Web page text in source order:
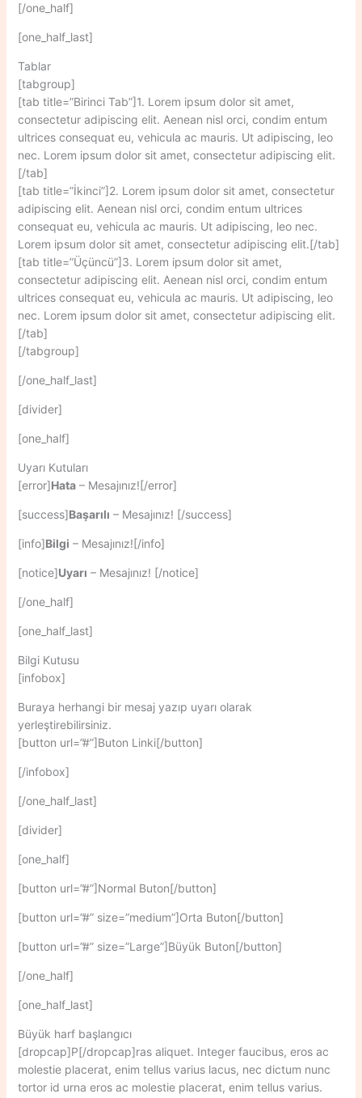
[/one_half]
[one_half_last]
Tablar
[tabgroup]
[tab title=”Birinci Tab”]1. Lorem ipsum dolor sit amet,
consectetur adipiscing elit. Aenean nisl orci, condim entum
ultrices consequat eu, vehicula ac mauris. Ut adipiscing, leo
nec. Lorem ipsum dolor sit amet, consectetur adipiscing elit.
[/tab]
[tab title=”İkinci”]2. Lorem ipsum dolor sit amet, consectetur
adipiscing elit. Aenean nisl orci, condim entum ultrices
consequat eu, vehicula ac mauris. Ut adipiscing, leo nec.
Lorem ipsum dolor sit amet, consectetur adipiscing elit.[/tab]
[tab title=”Üçüncü”]3. Lorem ipsum dolor sit amet,
consectetur adipiscing elit. Aenean nisl orci, condim entum
ultrices consequat eu, vehicula ac mauris. Ut adipiscing, leo
nec. Lorem ipsum dolor sit amet, consectetur adipiscing elit.
[/tab]
[/tabgroup]
[/one_half_last]
[divider]
[one_half]
Uyarı Kutuları
[error]Hata– Mesajınız![/error]
[success]Başarılı – Mesajınız! [/success]
[info]Bilgi – Mesajınız![/info]
[notice]Uyarı – Mesajınız! [/notice]
[/one_half]
[one_half_last]
Bilgi Kutusu
[infobox]
Buraya herhangi bir mesaj yazıp uyarı olarak
yerleştirebilirsiniz.
[button url=”#”]Buton Linki[/button]
[/infobox]
[/one_half_last]
[divider]
[one_half]
[button url=”#”]Normal Buton[/button]
[button url=”#” size=”medium”]Orta Buton[/button]
[button url=”#” size=”Large”]Büyük Buton[/button]
[/one_half]
[one_half_last]
Büyük harf başlangıcı
[dropcap]P[/dropcap]ras aliquet. Integer faucibus, eros ac
molestie placerat, enim tellus varius lacus, nec dictum nunc
tortor id urna eros ac molestie placerat, enim tellus varius.